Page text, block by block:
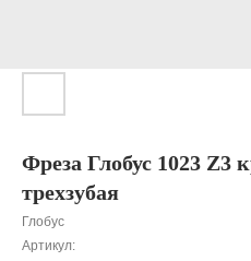
Фреза Глобус 1023 Z3
трехзубая
Глобус
Артикул: